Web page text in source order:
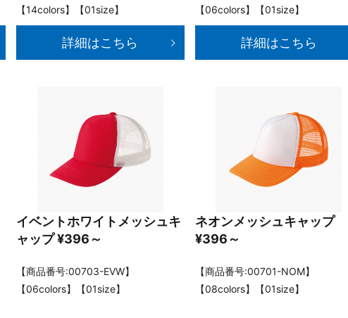
【14colors】【01size】
詳細はこちら
【06colors】【01size】
詳細はこちら
イベントホワイトメッシュキ
ャップ ¥396～
【商品番号:00703-EVW】
【06colors】【01size】
ネオンメッシュキャップ
¥396～
【商品番号:00701-NOM】
【08colors】【01size】